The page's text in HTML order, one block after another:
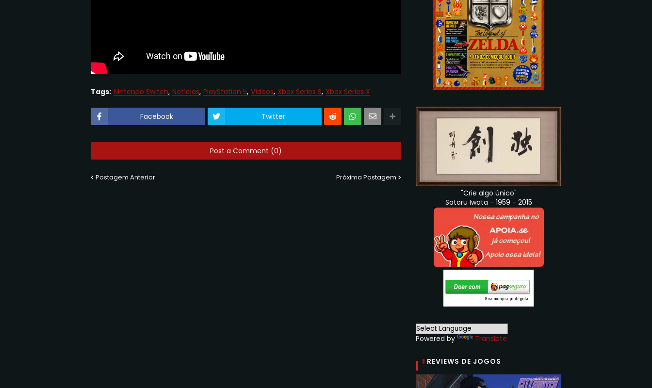
Tags: Nintendo Switch Notícias PlayStation 5 Vídeos Xbox Series S Xbox Series X
Facebook Twitter
Post a Comment (0)
Postagem Anterior Próxima Postagem
"Crie algo único"
Satoru Iwata - 1959 - 2015
Powered by Translate
REVIEWS DE JOGOS